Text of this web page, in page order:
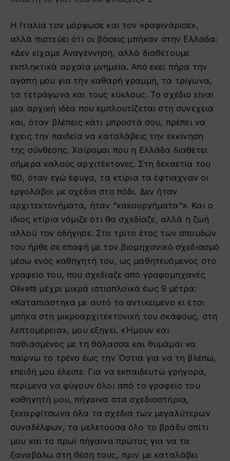
Η Ιταλία τον μόρφωσε και τον «ραφινάρισε»,
αλλά πιστεύει ότι οι βάσεις μπήκαν στην Ελλάδα:
«Δεν είχαμε Αναγέννηση, αλλά διαθέτουμε
εκπληκτικά αρχαία μνημεία. Από εκεί πήρα την
αγάπη μου για την καθαρή γραμμή, τα τρίγωνα,
τα τετράγωνα και τους κύκλους. Το σχέδιο είναι
μια αρχική ιδέα που εμπλουτίζεται στη συνέχεια
και, όταν βλέπεις κάτι μπροστά σου, πρέπει να
έχεις την παιδεία να καταλάβεις την εκκίνηση
της σύνθεσης. Χαίρομαι που η Ελλάδα διαθέτει
σήμερα καλούς αρχιτέκτονες. Στη δεκαετία του
’60, όταν εγώ έφυγα, τα κτίρια τα έφτιαχναν οι
εργολάβοι με σχέδια στο πόδι. Δεν ήταν
αρχιτεκτονήματα, ήταν “κακουργήματα”». Και ο
ίδιος κτίρια νόμιζε ότι θα σχεδίαζε, αλλά η ζωή
αλλού τον οδήγησε. Στο τρίτο έτος των σπουδών
του ήρθε σε επαφή με τον βιομηχανικό σχεδιασμό
μέσω ενός καθηγητή του, ως μαθητευόμενος στο
γραφείο του, που σχεδίαζε από γραφομηχανές
Olivetti μέχρι μικρά ιστιοπλοϊκά έως 9 μέτρα:
«Καταπιάστηκα με αυτό το αντικείμενο κι έτσι
μπήκα στη μικροαρχιτεκτονική του σκάφους, στη
λεπτομέρεια», μου εξηγεί. «Ήμουν και
παθιασμένος με τη θάλασσα και θυμάμαι να
παίρνω το τρένο έως την Όστια για να τη βλέπω,
επειδή μου έλειπε. Για να εκπαιδευτώ γρήγορα,
περίμενα να φύγουν όλοι από το γραφείο του
καθηγητή μου, πήγαινα στα σχεδιαστήρια,
ξεκαρφίτσωνα όλα τα σχέδια των μεγαλύτερων
συναδέλφων, τα μελετούσα όλο το βράδυ σπίτι
μου και το πρωί πήγαινα πρώτος για να τα
ξαναβάλω στη θέση τους, πριν με καταλάβει